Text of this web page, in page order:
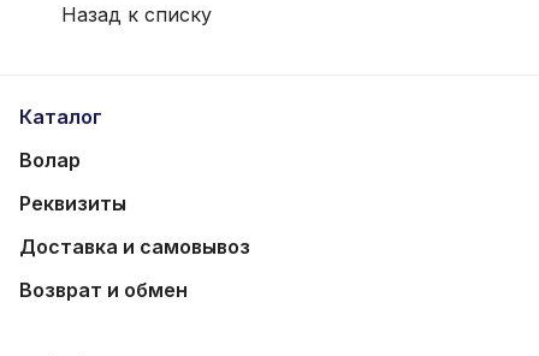
Назад к списку
Каталог
Волар
Реквизиты
Доставка и самовывоз
Возврат и обмен